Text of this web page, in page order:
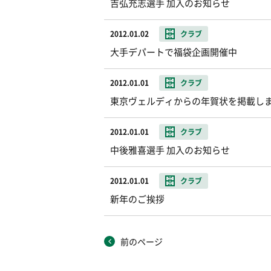
吉弘充志選手 加入のお知らせ
2012.01.02 クラブ
大手デパートで福袋企画開催中
2012.01.01 クラブ
東京ヴェルディからの年賀状を掲載し
2012.01.01 クラブ
中後雅喜選手 加入のお知らせ
2012.01.01 クラブ
新年のご挨拶
前のページ